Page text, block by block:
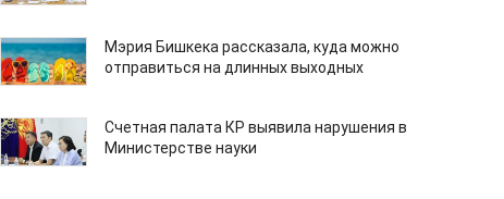
Мэрия Бишкека рассказала, куда можно
отправиться на длинных выходных
Счетная палата КР выявила нарушения в
Министерстве науки